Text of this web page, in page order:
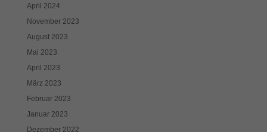
April 2024
November 2023
August 2023
Mai 2023
April 2023
März 2023
Februar 2023
Januar 2023
Dezember 2022